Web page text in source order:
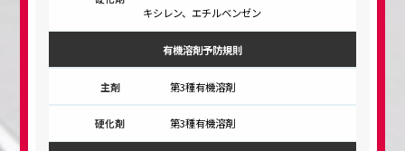
キシレン、エチルベンゼン
有機溶剤予防規則
第3種有機溶剤
第3種有機溶剤